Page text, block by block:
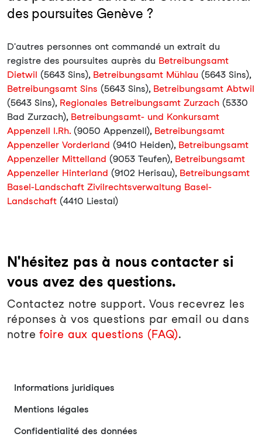
des poursuites Genève ?
D'autres personnes ont commandé un extrait du
registre des poursuites auprès du Betreibungsamt
Dietwil (5643 Sins), Betreibungsamt Mühlau (5643 Sins),
Betreibungsamt Sins (5643 Sins), Betreibungsamt Abtwil
(5643 Sins), Regionales Betreibungsamt Zurzach (5330
Bad Zurzach), Betreibungsamt- und Konkursamt
Appenzell I.Rh. (9050 Appenzell), Betreibungsamt
Appenzeller Vorderland (9410 Heiden), Betreibungsamt
Appenzeller Mittelland (9053 Teufen), Betreibungsamt
Appenzeller Hinterland (9102 Herisau), Betreibungsamt
Basel-Landschaft Zivilrechtsverwaltung Basel-
Landschaft (4410 Liestal)
N'hésitez pas à nous contacter si
vous avez des questions.
Contactez notre support. Vous recevrez les
réponses à vos questions par email ou dans
notrefoire aux questions (FAQ).
Informations juridiques
Mentions légales
Confidentialité des données